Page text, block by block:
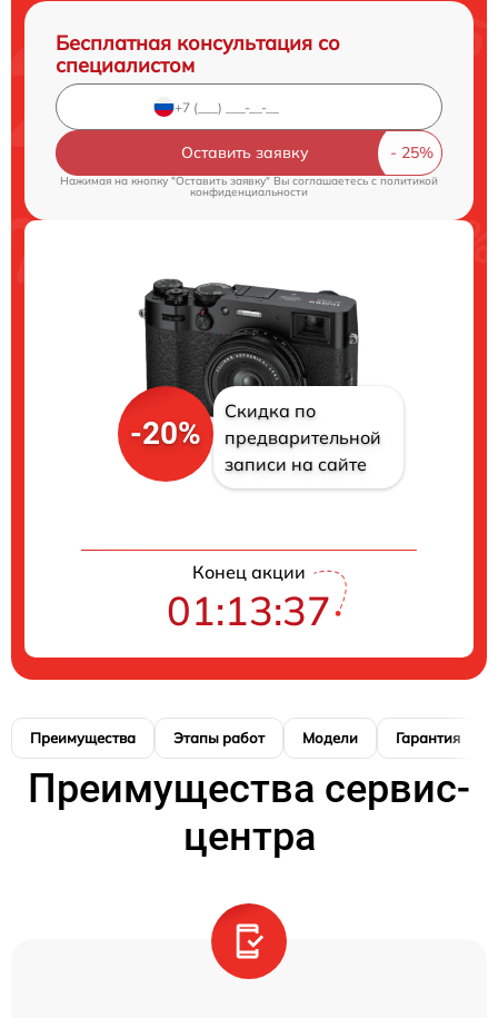
Бесплатная консультация со
специалистом
Оставить заявку
Нажимая на кнопку "Оставить заявку" Вы соглашаетесь c политикой
конфиденциальности
-20%
Скидка по
предварительной
записи на сайте
Конец акции
01:13:37
Преимущества Этапы работ Модели Гарантия
Преимущества сервис-
центра